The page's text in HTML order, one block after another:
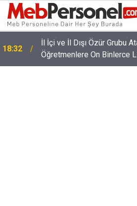
18:32
İl İçi ve İl Dışı Özür Grubu
Öğretmenlere On Binlerce